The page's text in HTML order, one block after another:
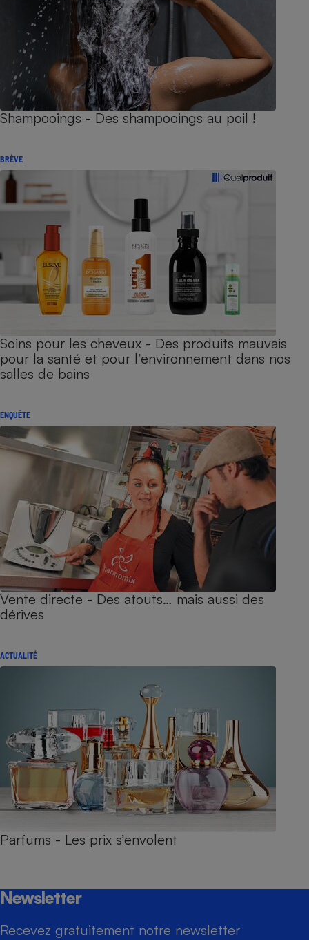
Shampooings - Des shampooings au poil !
BRÈVE
Soins pour les cheveux - Des produits mauvais
pour la santé et pour l’environnement dans nos
salles de bains
ENQUÊTE
Vente directe - Des atouts… mais aussi des
dérives
ACTUALITÉ
Parfums - Les prix s’envolent
Newsletter
Recevez gratuitement notre newsletter